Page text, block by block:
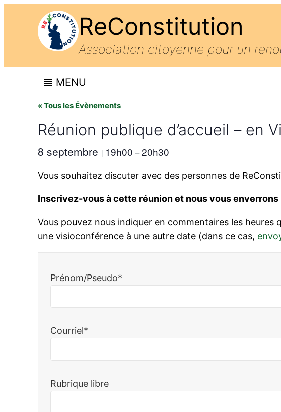
ReConstitution
Association citoyenne pour un
MENU
« Tous les Évènements
Réunion publique d’accueil – en
8 septembre | 19h00–20h30
Vous souhaitez discuter avec des personnes de
Inscrivez-vous à cette réunion et nous vous
Vous pouvez nous indiquer en commentaires les
une visioconférence à une autre date (dans ce cas,
Prénom/Pseudo*
Courriel*
Rubrique libre